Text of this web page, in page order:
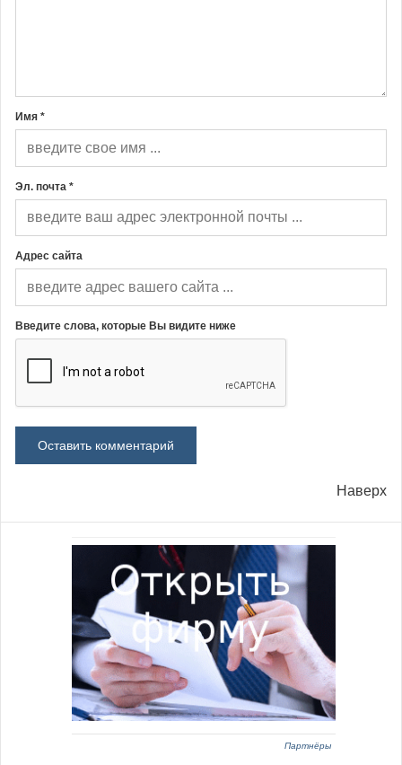
Имя *
Эл. почта *
Адрес сайта
Введите слова, которые Вы видите ниже
Наверх
Партнёры